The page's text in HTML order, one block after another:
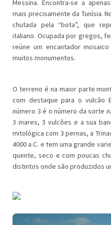
Messina. Encontra-se a
mais precisamente da Tunísia.
chutada pela “bota”, que
italiano. Ocupada por gregos,
reúne um encantador
muitos monumentos.
O terreno é na maior parte
com destaque para o vulcão
número 3 é o número da sorte
3 mares, 3 vulcões e a sua
mitológica com 3 pernas, a
4000 a.C. e tem uma grande
quente, seco e com poucas
distintos onde são produzidos